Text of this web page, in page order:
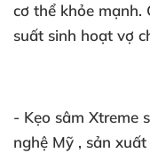
cơ thể khỏe mạnh.
suất sinh hoạt vợ
- Kẹo sâm Xtreme
nghệ Mỹ , sản